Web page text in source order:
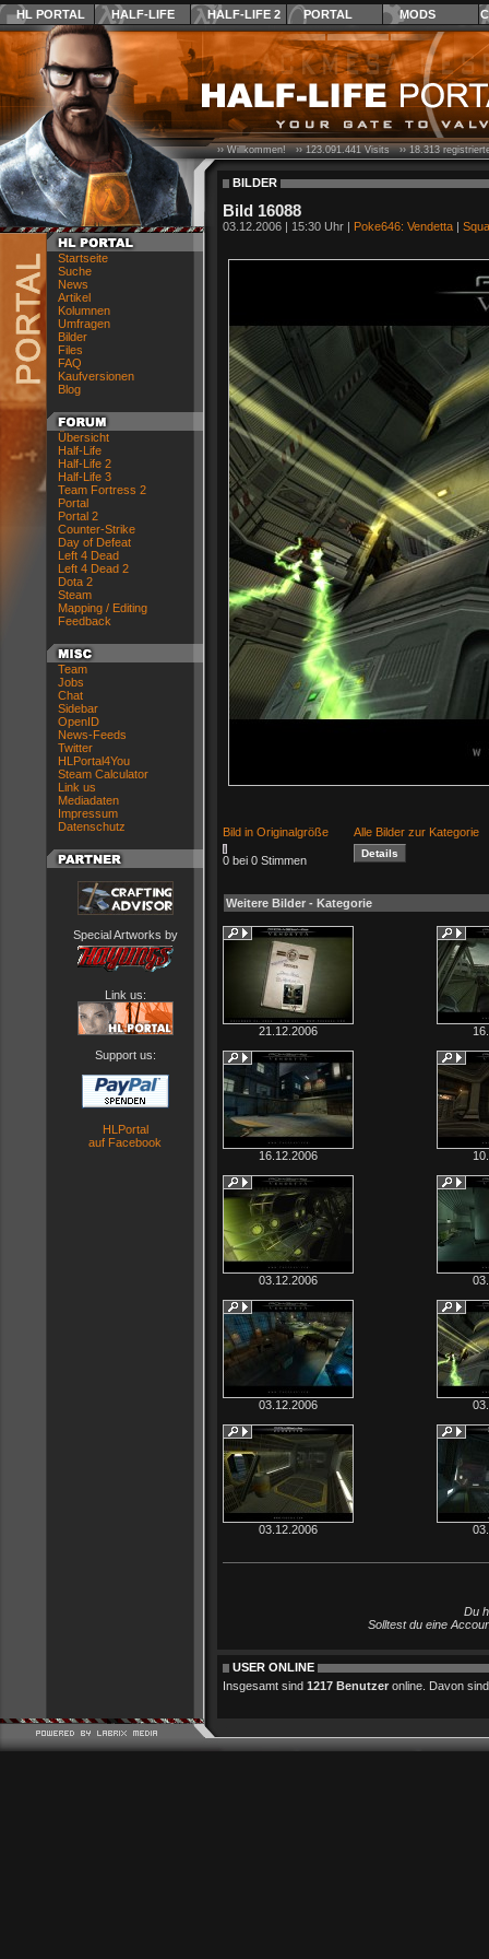
HL PORTAL HALF-LIFE HALF-LIFE 2 PORTAL MODS
Startseite
Suche
News
Artikel
Kolumnen
Umfragen
Bilder
Files
FAQ
Kaufversionen
Blog
Übersicht
Half-Life
Half-Life 2
Half-Life 3
Team Fortress 2
Portal
Portal 2
Counter-Strike
Day of Defeat
Left 4 Dead
Left 4 Dead 2
Dota 2
Steam
Mapping / Editing
Feedback
Team
Jobs
Chat
Sidebar
OpenID
News-Feeds
Twitter
HLPortal4You
Steam Calculator
Link us
Mediadaten
Impressum
Datenschutz
Special Artworks by
Link us:
Support us:
HLPortal
auf Facebook
›› Willkommen! ››123.091.441Visits ››18.313
BILDER
Bild 16088
03.12.2006 | 15:30 Uhr | Poke646: Vendetta |
Bild in Originalgröße Alle Bilder zur Kategorie
0 bei 0 Stimmen
Weitere Bilder - Kategorie
21.12.2006
16.12.2006
03.12.2006
03.12.2006
03.12.2006
Du
Solltest du eine
USER ONLINE
Insgesamt sind 1217 Benutzer online. Davon